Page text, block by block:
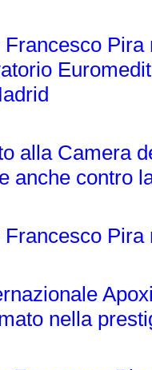
Francesco
alla Camera
anche contro
Francesco
nella